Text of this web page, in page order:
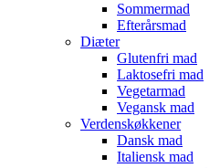
Sommermad
Efterårsmad
Diæter
Glutenfri mad
Laktosefri mad
Vegetarmad
Vegansk mad
Verdenskøkkener
Dansk mad
Italiensk mad